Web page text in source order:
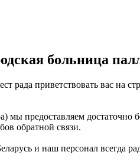
больница
рада приветствовать вас
предоставляем достаточно
обратной связи.
и наш персонал всегда